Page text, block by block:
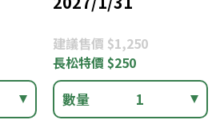
建議售價 $1,250
長松特價 $250
數量 1